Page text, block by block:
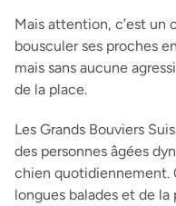
Mais attention, c’est un
bousculer ses proches
mais sans aucune
de la place.
Les Grands Bouviers
des personnes âgées
chien quotidiennement.
longues balades et de la